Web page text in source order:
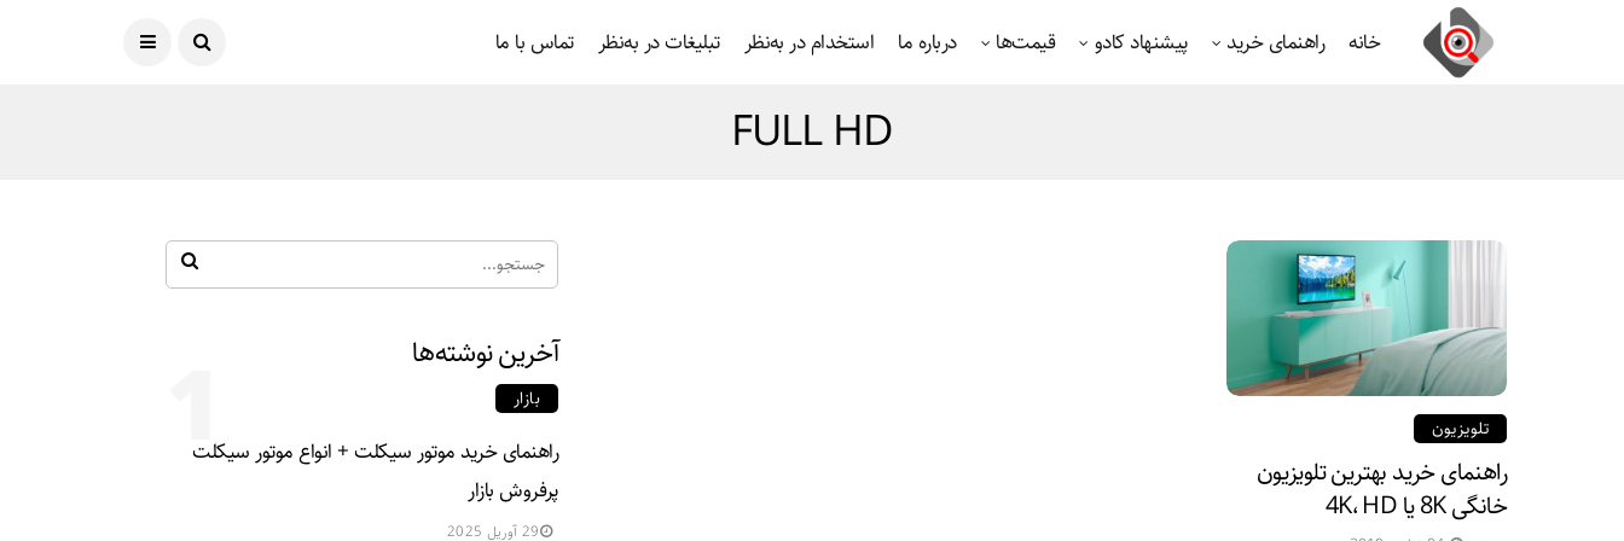
خانه راهنمای خرید پیشنهاد کادو قیمت‌ها درباره ما استخدام در به‌نظر تبلیغات در به‌نظر تماس با ما
FULL HD
تلویزیون
راهنمای خرید بهترین تلویزیون
خانگی 8K یا 4K، HD
آخرین نوشته‌ها 1 بازار
راهنمای خرید موتور سیکلت + انواع موتور سیکلت
پرفروش بازار
29 آوریل 2025